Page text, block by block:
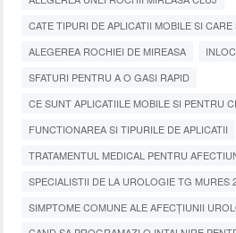
CATE TIPURI DE APLICATII MOBILE SI
ALEGEREA ROCHIEI DE MIREASA
SFATURI PENTRU A O GASI RAPID
CE SUNT APLICATIILE MOBILE SI PENTRU
FUNCTIONAREA SI TIPURILE DE APLICATII
TRATAMENTUL MEDICAL PENTRU
SPECIALISTII DE LA UROLOGIE TG MURES
SIMPTOME COMUNE ALE AFECȚIUNII